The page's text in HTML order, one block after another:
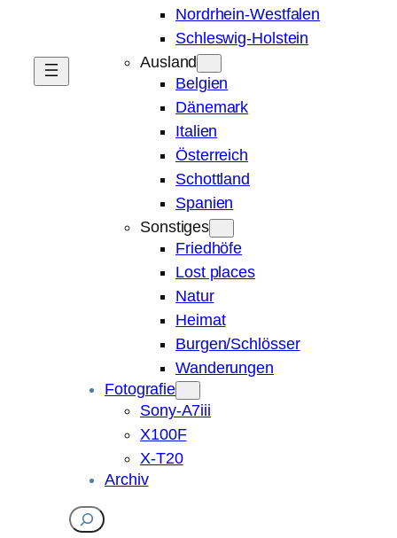
Nordrhein-Westfalen
Schleswig-Holstein
Ausland
Belgien
Dänemark
Italien
Österreich
Schottland
Spanien
Sonstiges
Friedhöfe
Lost places
Natur
Heimat
Burgen/Schlösser
Wanderungen
Fotografie
Sony-A7iii
X100F
X-T20
Archiv
Suchen